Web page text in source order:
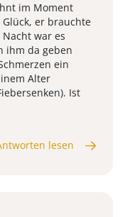
im Moment
er brauchte
war es
ihm da geben
ein
Alter
Ist
lesen